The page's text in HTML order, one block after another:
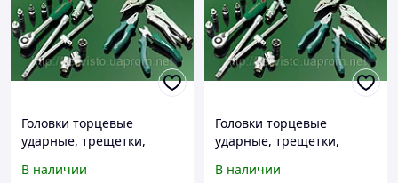
Головки торцевые
ударные, трещетки,
В наличии
Головки торцевые
ударные, трещетки,
В наличии